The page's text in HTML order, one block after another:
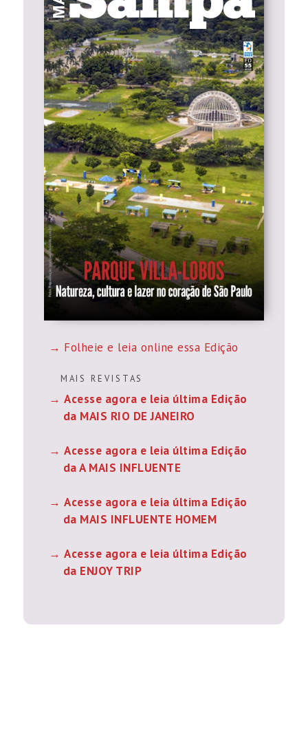
Folheie e leia online essa Edição
M A I S R E V I S T A S
Acesse agora e leia última Edição
da MAIS RIO DE JANEIRO
Acesse agora e leia última Edição
da A MAIS INFLUENTE
Acesse agora e leia última Edição
da MAIS INFLUENTE HOMEM
Acesse agora e leia última Edição
da ENJOY TRIP